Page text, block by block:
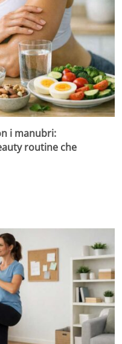
i manubri:
routine che